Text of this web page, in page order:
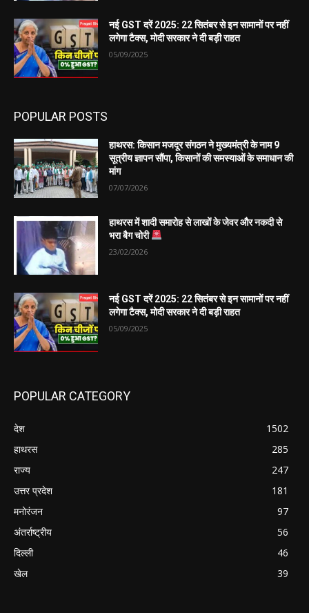
नई GST दरें 2025: 22 सितंबर से इन सामानों पर नहीं
लगेगा टैक्स, मोदी सरकार ने दी बड़ी राहत
05/09/2025
POPULAR POSTS
हाथरस: किसान मजदूर संगठन ने मुख्यमंत्री के नाम 9
सूत्रीय ज्ञापन सौंपा, किसानों की समस्याओं के समाधान की
मांग
07/07/2026
हाथरस में शादी समारोह से लाखों के जेवर और नकदी से
भरा बैग चोरी
23/02/2026
नई GST दरें 2025: 22 सितंबर से इन सामानों पर नहीं
लगेगा टैक्स, मोदी सरकार ने दी बड़ी राहत
05/09/2025
POPULAR CATEGORY
देश
1502
हाथरस
285
राज्य
247
उत्तर प्रदेश
181
मनोरंजन
97
अंतर्राष्ट्रीय
56
दिल्ली
46
खेल
39